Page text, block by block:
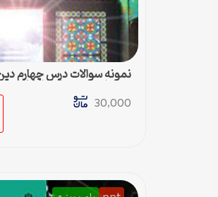
نمونه سوالات درس چهارم
رشته ادبیات و علوم انسانی –
30,000